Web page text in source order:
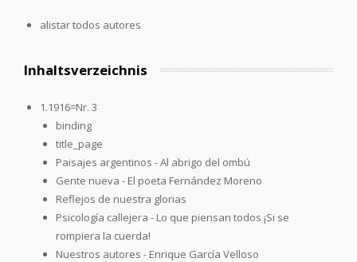
alistar todos autores
Inhaltsverzeichnis
1.1916=Nr. 3
binding
title_page
Paisajes argentinos - Al abrigo del ombú
Gente nueva - El poeta Fernández Moreno
Reflejos de nuestra glorias
Psicología callejera - Lo que piensan todos ¡Si se
rompiera la cuerda!
Nuestros autores - Enrique García Velloso